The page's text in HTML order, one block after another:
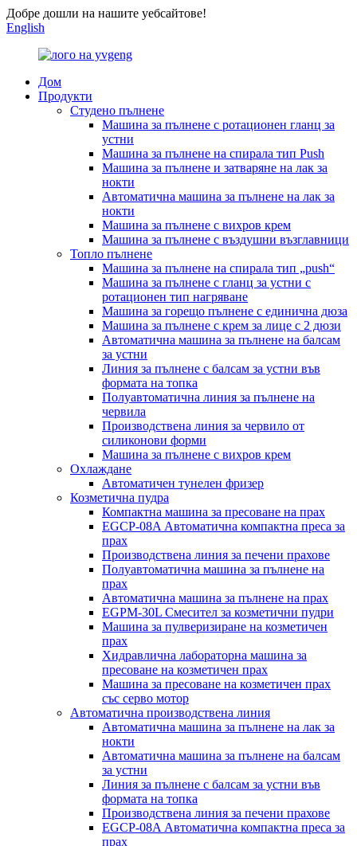
Добре дошли на нашите уебсайтове!
English
Дом
Продукти
Студено пълнене
Машина за пълнене с ротационен гланц за
устни
Машина за пълнене на спирала тип Push
Машина за пълнене и затваряне на лак за
нокти
Автоматична машина за пълнене на лак за
нокти
Машина за пълнене с вихров крем
Машина за пълнене с въздушни възглавници
Топло пълнене
Машина за пълнене на спирала тип „push“
Машина за пълнене с гланц за устни с
ротационен тип нагряване
Машина за горещо пълнене с единична дюза
Машина за пълнене с крем за лице с 2 дюзи
Автоматична машина за пълнене на балсам
за устни
Линия за пълнене с балсам за устни във
формата на топка
Полуавтоматична линия за пълнене на
червила
Производствена линия за червило от
силиконови форми
Машина за пълнене с вихров крем
Охлаждане
Автоматичен тунелен фризер
Козметична пудра
Компактна машина за пресоване на прах
EGCP-08A Автоматична компактна преса за
прах
Производствена линия за печени прахове
Полуавтоматична машина за пълнене на
прах
Автоматична машина за пълнене на прах
EGPM-30L Смесител за козметични пудри
Машина за пулверизиране на козметичен
прах
Хидравлична лабораторна машина за
пресоване на козметичен прах
Машина за пресоване на козметичен прах
със серво мотор
Автоматична производствена линия
Автоматична машина за пълнене на лак за
нокти
Автоматична машина за пълнене на балсам
за устни
Линия за пълнене с балсам за устни във
формата на топка
Производствена линия за печени прахове
EGCP-08A Автоматична компактна преса за
прах